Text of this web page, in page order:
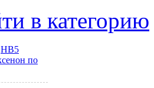
в категорию
HB5
по